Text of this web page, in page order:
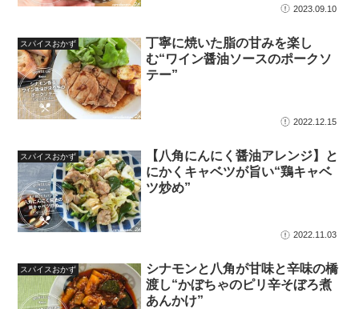
2023.09.10
スパイスおかず
丁寧に焼いた脂の甘みを楽し
む“ワイン醤油ソースのポークソ
テー”
2022.12.15
スパイスおかず
【八角にんにく醤油アレンジ】と
にかくキャベツが旨い“鶏キャベ
ツ炒め”
2022.11.03
スパイスおかず
シナモンと八角が甘味と辛味の橋
渡し“かぼちゃのピリ辛そぼろ煮
あんかけ”